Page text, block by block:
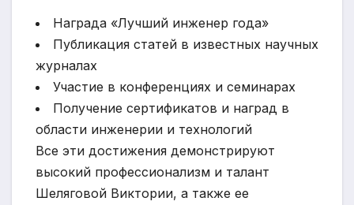
Награда «Лучший инженер года»
Публикация статей в известных научных
журналах
Участие в конференциях и семинарах
Получение сертификатов и наград в
области инженерии и технологий
Все эти достижения демонстрируют
высокий профессионализм и талант
Шеляговой Виктории, а также ее